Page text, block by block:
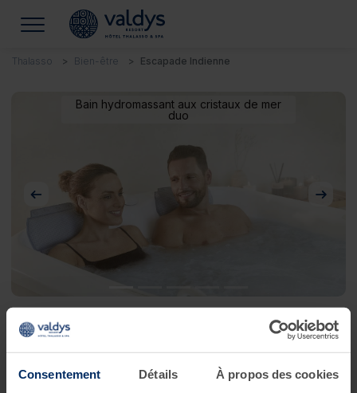
Consentement Détails À propos des cookies
Thalasso Bien-être Escapade Indienne
Bain hydromassant aux cristaux de mer
duo
Précédent
Escapade Indienne
Je souhaite m'évader